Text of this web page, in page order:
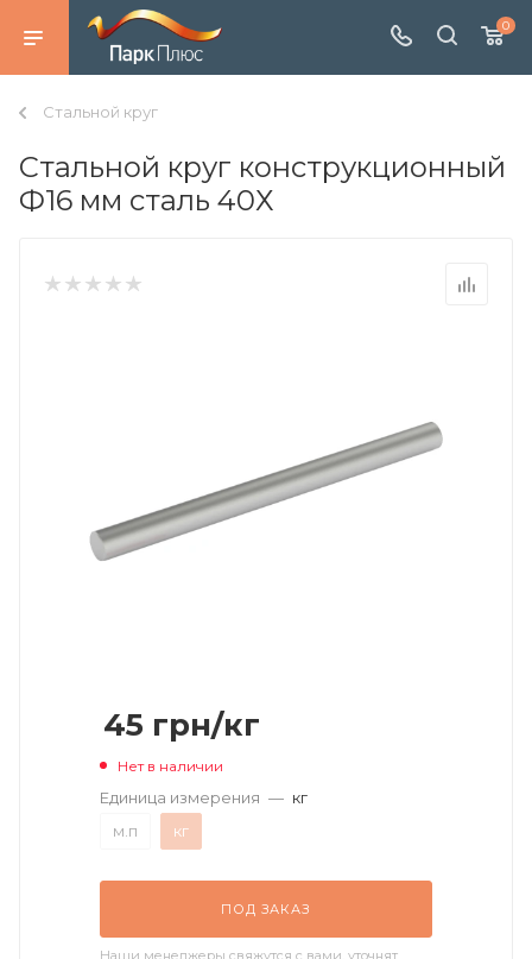
0
Стальной круг
Стальной круг конструкционный
Ф16 мм сталь 40Х
45 грн/кг
Нет в наличии
Единица измерения — кг
м.п
кг
ПОД ЗАКАЗ
Наши менеджеры свяжутся с вами, уточнят